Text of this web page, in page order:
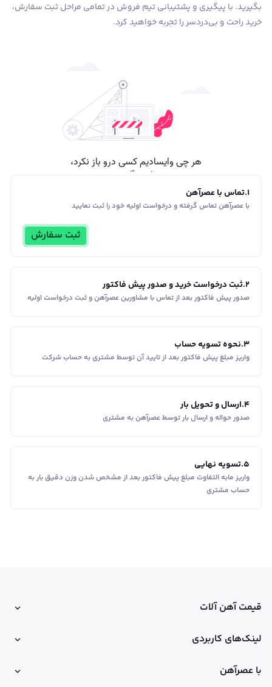
بگیرید. با پیگیری و پشتیبانی تیم فروش در تمامی مراحل ثبت سفارش،
خرید راحت و بی‌دردسر را تجربه خواهید کرد.
1
.تماس با عصرآهن
با عصرآهن تماس گرفته و درخواست اولیه خود را ثبت نمایید
ثبت سفارش
2
.ثبت درخواست خرید و صدور پیش فاکتور
صدور پیش فاکتور بعد از تماس با مشاورین عصر‌آهن و ثبت درخواست اولیه
3
.نحوه تسویه حساب
واریز مبلغ پیش فاکتور بعد از تایید آن توسط مشتری به حساب شرکت
4
.ارسال و تحویل بار
صدور حواله و ارسال بار توسط عصرآهن به مشتری
5
.تسویه نهایی
واریز مابه التفاوت مبلغ پیش فاکتور بعد از مشخص شدن وزن دقیق بار به
حساب مشتری
قیمت آهن آلات
لینک‌های کاربردی
با عصرآهن